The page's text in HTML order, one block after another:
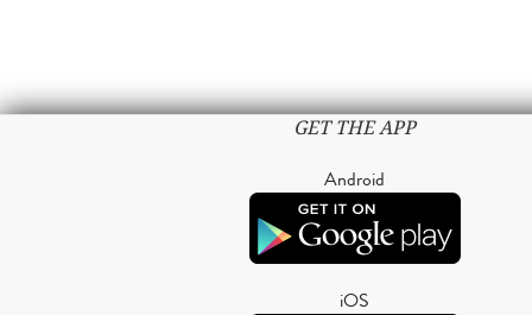
GET THE APP
Android
iOS